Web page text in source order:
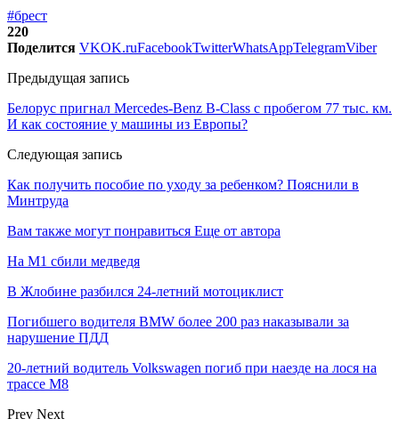
#брест
220
Поделится VKOK.ruFacebookTwitterWhatsAppTelegramViber
Предыдущая запись
Белорус пригнал Mercedes-Benz B-Class с пробегом 77 тыс. км.
И как состояние у машины из Европы?
Следующая запись
Как получить пособие по уходу за ребенком? Пояснили в
Минтруда
Вам также могут понравиться Еще от автора
На М1 сбили медведя
В Жлобине разбился 24-летний мотоциклист
Погибшего водителя BMW более 200 раз наказывали за
нарушение ПДД
20-летний водитель Volkswagen погиб при наезде на лося на
трассе М8
Prev Next